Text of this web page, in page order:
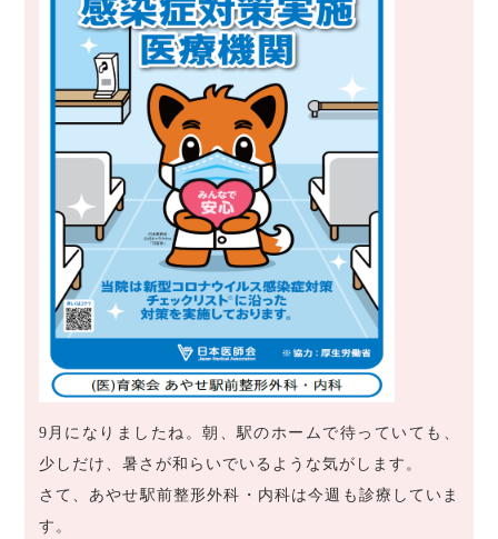
9月になりましたね。朝、駅のホームで待っていても、
少しだけ、暑さが和らいでいるような気がします。
さて、あやせ駅前整形外科・内科は今週も診療していま
す。